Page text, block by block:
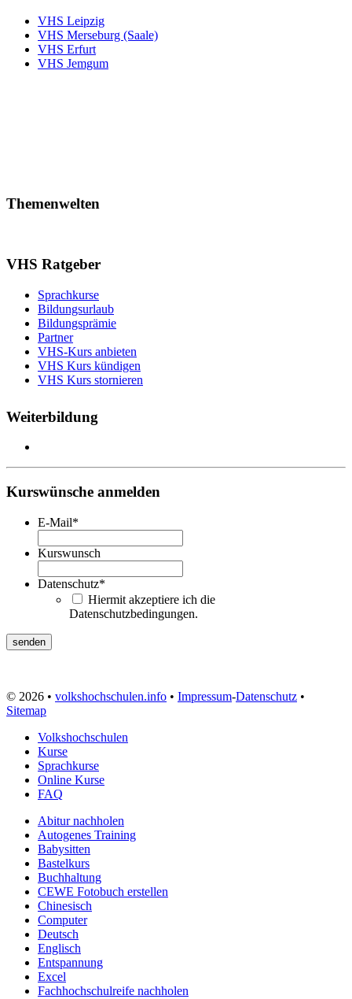
VHS Leipzig
VHS Merseburg (Saale)
VHS Erfurt
VHS Jemgum
Themenwelten
VHS Ratgeber
Sprachkurse
Bildungsurlaub
Bildungsprämie
Partner
VHS-Kurs anbieten
VHS Kurs kündigen
VHS Kurs stornieren
Weiterbildung
Kurswünsche anmelden
E-Mail*
Kurswunsch
Datenschutz*
Hiermit akzeptiere ich die
Datenschutzbedingungen.
© 2026 • volkshochschulen.info • Impressum-Datenschutz •
Sitemap
Volkshochschulen
Kurse
Sprachkurse
Online Kurse
FAQ
Abitur nachholen
Autogenes Training
Babysitten
Bastelkurs
Buchhaltung
CEWE Fotobuch erstellen
Chinesisch
Computer
Deutsch
Englisch
Entspannung
Excel
Fachhochschulreife nachholen